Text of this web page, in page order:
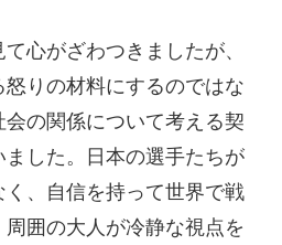
心がざわつきましたが、
りの材料にするのではな
会の関係について考える契
した。日本の選手たちが
、自信を持って世界で戦
囲の大人が冷静な視点を